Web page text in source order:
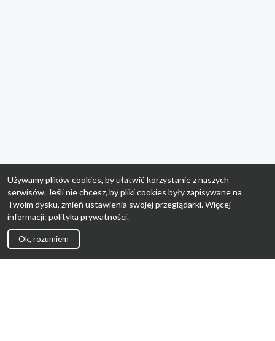
Używamy plików cookies, by ułatwić korzystanie z naszych
serwisów. Jeśli nie chcesz, by pliki cookies były zapisywane na
Twoim dysku, zmień ustawienia swojej przeglądarki. Więcej
informacji: polityka prywatności.
Ok, rozumiem